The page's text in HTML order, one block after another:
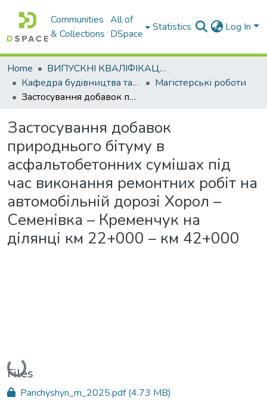
Communities
& Collections
All of
DSpace
Statistics Log In
Home
ВИПУСКНІ КВАЛІФІКАЦІЙНІ РОБОТИ
Кафедра будiвництва та експлуатацiї автомобiльних дорiг
Магістерські роботи
Застосування добавок природнього бітуму в асфальтобетонних сумішах під час виконання ремонтних робіт на автомобільній дорозі Хорол – Семенівка – Кременчук на ділянці км 22+000 – км 42+000
Застосування добавок
природнього бітуму в
асфальтобетонних сумішах під
час виконання ремонтних робіт на
автомобільній дорозі Хорол –
Семенівка – Кременчук на
ділянці км 22+000 – км 42+000
Loading...
Files
Panchyshyn_m_2025.pdf(4.73 MB)